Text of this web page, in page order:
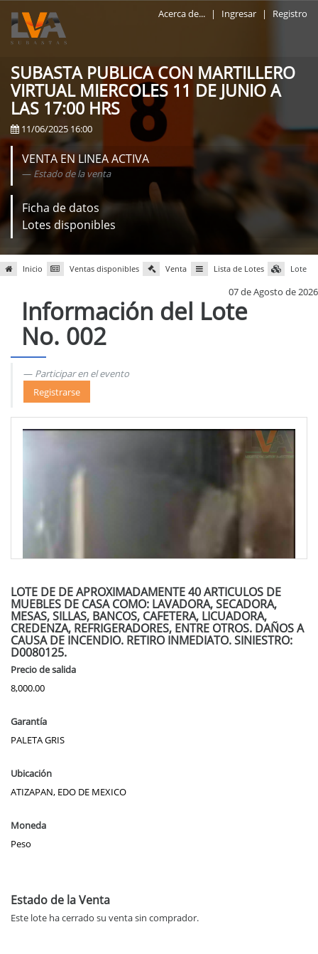
Acerca de... | Ingresar | Registro
SUBASTA PUBLICA CON MARTILLERO
VIRTUAL MIERCOLES 11 DE JUNIO A
LAS 17:00 HRS
11/06/2025 16:00
VENTA EN LINEA ACTIVA
Estado de la venta
Ficha de datos
Lotes disponibles
Inicio Ventas disponibles Venta Lista de Lotes Lote
07 de Agosto de 2026
Información del Lote
No. 002
Participar en el evento
Registrarse
LOTE DE DE APROXIMADAMENTE 40 ARTICULOS DE
MUEBLES DE CASA COMO: LAVADORA, SECADORA,
MESAS, SILLAS, BANCOS, CAFETERA, LICUADORA,
CREDENZA, REFRIGERADORES, ENTRE OTROS. DAÑOS A
CAUSA DE INCENDIO. RETIRO INMEDIATO. SINIESTRO:
D0080125.
Precio de salida
8,000.00
Garantía
PALETA GRIS
Ubicación
ATIZAPAN, EDO DE MEXICO
Moneda
Peso
Estado de la Venta
Este lote ha cerrado su venta sin comprador.